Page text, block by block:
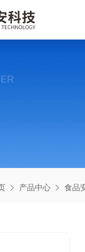
产品中心 食品